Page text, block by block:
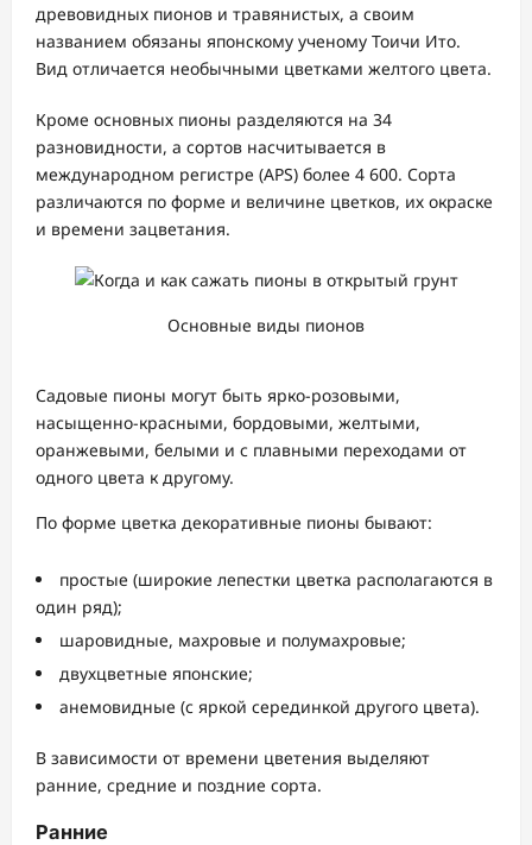
древовидных пионов и травянистых, а своим
названием обязаны японскому ученому Тоичи Ито.
Вид отличается необычными цветками желтого цвета.
Кроме основных пионы разделяются на 34
разновидности, а сортов насчитывается в
международном регистре (APS) более 4 600. Сорта
различаются по форме и величине цветков, их окраске
и времени зацветания.
Основные виды пионов
Садовые пионы могут быть ярко-розовыми,
насыщенно-красными, бордовыми, желтыми,
оранжевыми, белыми и с плавными переходами от
одного цвета к другому.
По форме цветка декоративные пионы бывают:
простые (широкие лепестки цветка располагаются в
один ряд);
шаровидные, махровые и полумахровые;
двухцветные японские;
анемовидные (с яркой серединкой другого цвета).
В зависимости от времени цветения выделяют
ранние, средние и поздние сорта.
Ранние